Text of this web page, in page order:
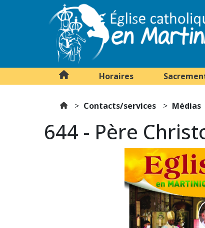
Horaires
Contacts/services Médias
644 - Père